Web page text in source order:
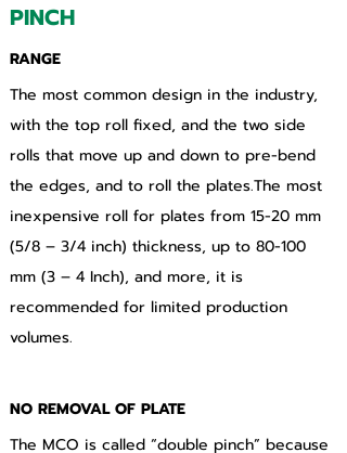
PINCH
RANGE
The most common design in the industry,
with the top roll fixed, and the two side
rolls that move up and down to pre-bend
the edges, and to roll the plates.The most
inexpensive roll for plates from 15-20 mm
(5/8 – 3/4 inch) thickness, up to 80-100
mm (3 – 4 Inch), and more, it is
recommended for limited production
volumes.
NO REMOVAL OF PLATE
The MCO is called “double pinch” because